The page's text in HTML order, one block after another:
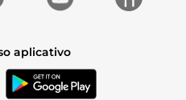
aplicativo